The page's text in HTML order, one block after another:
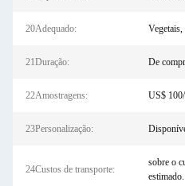
20Adequado:
21Duração: De
22Amostragens: US$
23Personalização:
24Custos de transporte:
sobre o
estimado.